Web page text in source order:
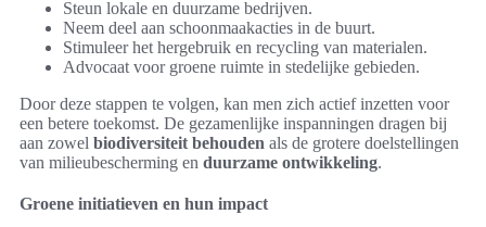
Steun lokale en duurzame bedrijven.
Neem deel aan schoonmaakacties in de buurt.
Stimuleer het hergebruik en recycling van materialen.
Advocaat voor groene ruimte in stedelijke gebieden.
Door deze stappen te volgen, kan men zich actief inzetten voor
een betere toekomst. De gezamenlijke inspanningen dragen bij
aan zowel biodiversiteit behouden als de grotere doelstellingen
van milieubescherming en duurzame ontwikkeling.
Groene initiatieven en hun impact